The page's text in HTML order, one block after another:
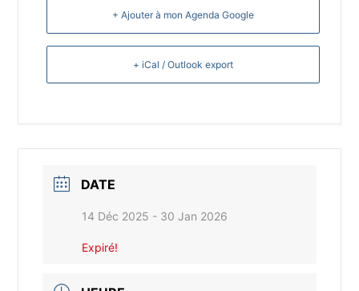
+ Ajouter à mon Agenda Google
+ iCal / Outlook export
DATE
14 Déc 2025 - 30 Jan 2026
Expiré!